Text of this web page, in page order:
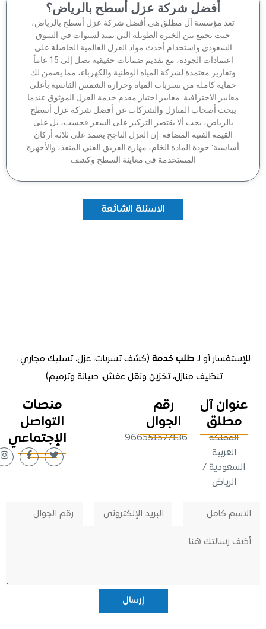
أفضل شركة عزل أسطح بالرياض؟
تعد مؤسسة آل مطلق هي أفضل شركة عزل أسطح بالرياض،
حيث تجمع بين الخبرة الطويلة التي تمتد لسنوات في السوق
السعودي واستخدام أحدث مواد العزل العالمية الحاصلة على
اعتمادات الجودة، مع تقديم ضمانات حقيقية تصل إلى 15 عاماً
وتقارير معتمدة لشركة المياه الوطنية والكهرباء، مما يضمن لك
حماية كاملة من تسربات المياه وحرارة الشمس القاسية بأعلى
الاحترافية. معايير اختيار مقدم خدمة العزل الموثوق عندما
يبحث أصحاب المنازل والشركات عن أفضل شركة عزل أسطح
بالرياض، يجب ألا يقتصر التركيز على السعر فحسب، بل على
القيمة الفنية المضافة. إن العزل الناجح يعتمد على ثلاثة أركان
جودة المادة الخام، مهارة الفريق الفني المنفذ، والأجهزة
المستخدمة في معاينة السطح وكشف
الاسئلة الشائعة
أو لـطلب خدمة(كشف تسربات، عزل، تسليك مجاري ،
تنظيف منازل، تخزين ونقل عفش، صيانة وترميم).
آل
/
رقم
الجوال
966551577136
منصات
التواصل
الإجتماعي